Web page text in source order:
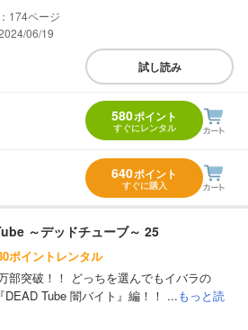
174
06/19
試し読み
580ポイント
すぐにレンタル
640ポイント
すぐに購入
～デッドチューブ～ 25
ポイントレンタル
部突破！！ どっちを選んでもイバラの
DEAD Tube 闇バイト』編！！ ...もっと読